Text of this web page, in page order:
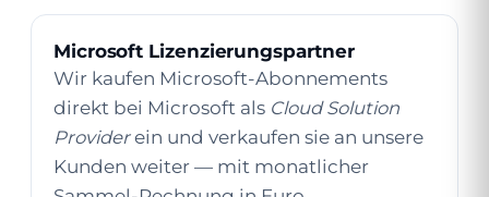
Microsoft Lizenzierungspartner
Wir kaufen Microsoft-Abonnements
direkt bei Microsoft als Cloud Solution
Providerein und verkaufen sie an unsere
Kunden weiter — mit monatlicher